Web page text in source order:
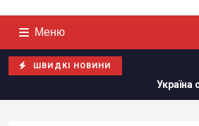
Меню
ШВИДКІ НОВИНИ
Україна ставить Путіна на